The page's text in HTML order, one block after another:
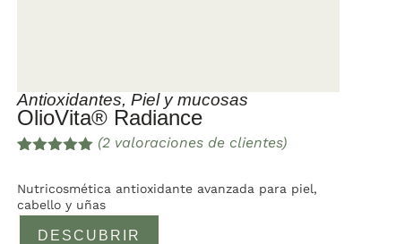
Antioxidantes, Piel y mucosas
OlioVita® Radiance
DESCUBRIR
5 en base
a
s de
(2 valoraciones de clientes)
Nutricosmética antioxidante avanzada para piel,
cabello y uñas